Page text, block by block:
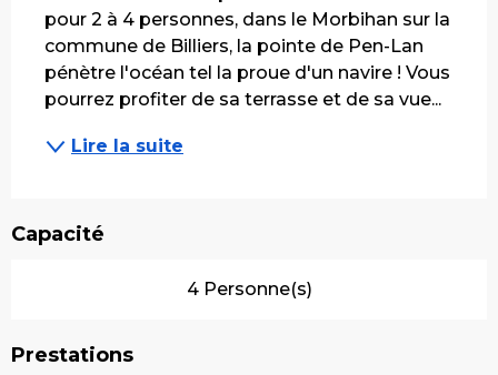
pour 2 à 4 personnes, dans le Morbihan sur la
commune de Billiers, la pointe de Pen-Lan
pénètre l'océan tel la proue d'un navire ! Vous
pourrez profiter de sa terrasse et de sa vue...
Lire la suite
Capacité
4 Personne(s)
Prestations